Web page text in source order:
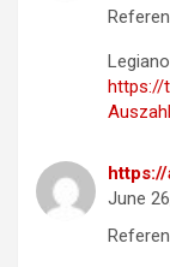
https://
June